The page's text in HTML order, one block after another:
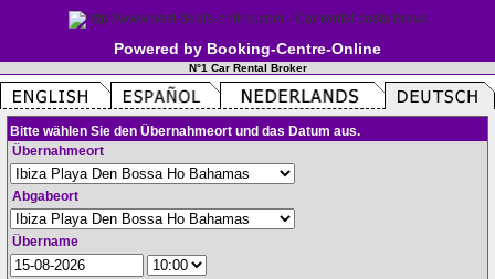
Powered by Booking-Centre-Online
N°1 Car Rental Broker
Bitte wählen Sie den Übernahmeort und das Datum aus.
Übernahmeort
Abgabeort
Übername